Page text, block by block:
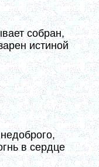
собран,
истиной
тогда ум
С
свое время,
в сердце